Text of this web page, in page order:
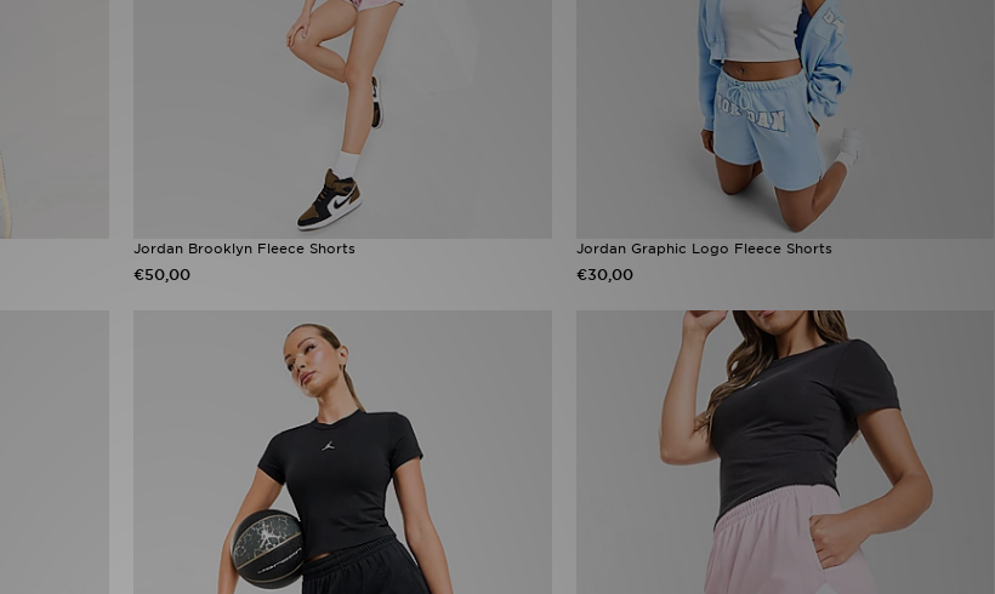
Jordan Brooklyn Fleece Shorts
€50,00
Jordan Graphic Logo Fleece Shorts
€30,00